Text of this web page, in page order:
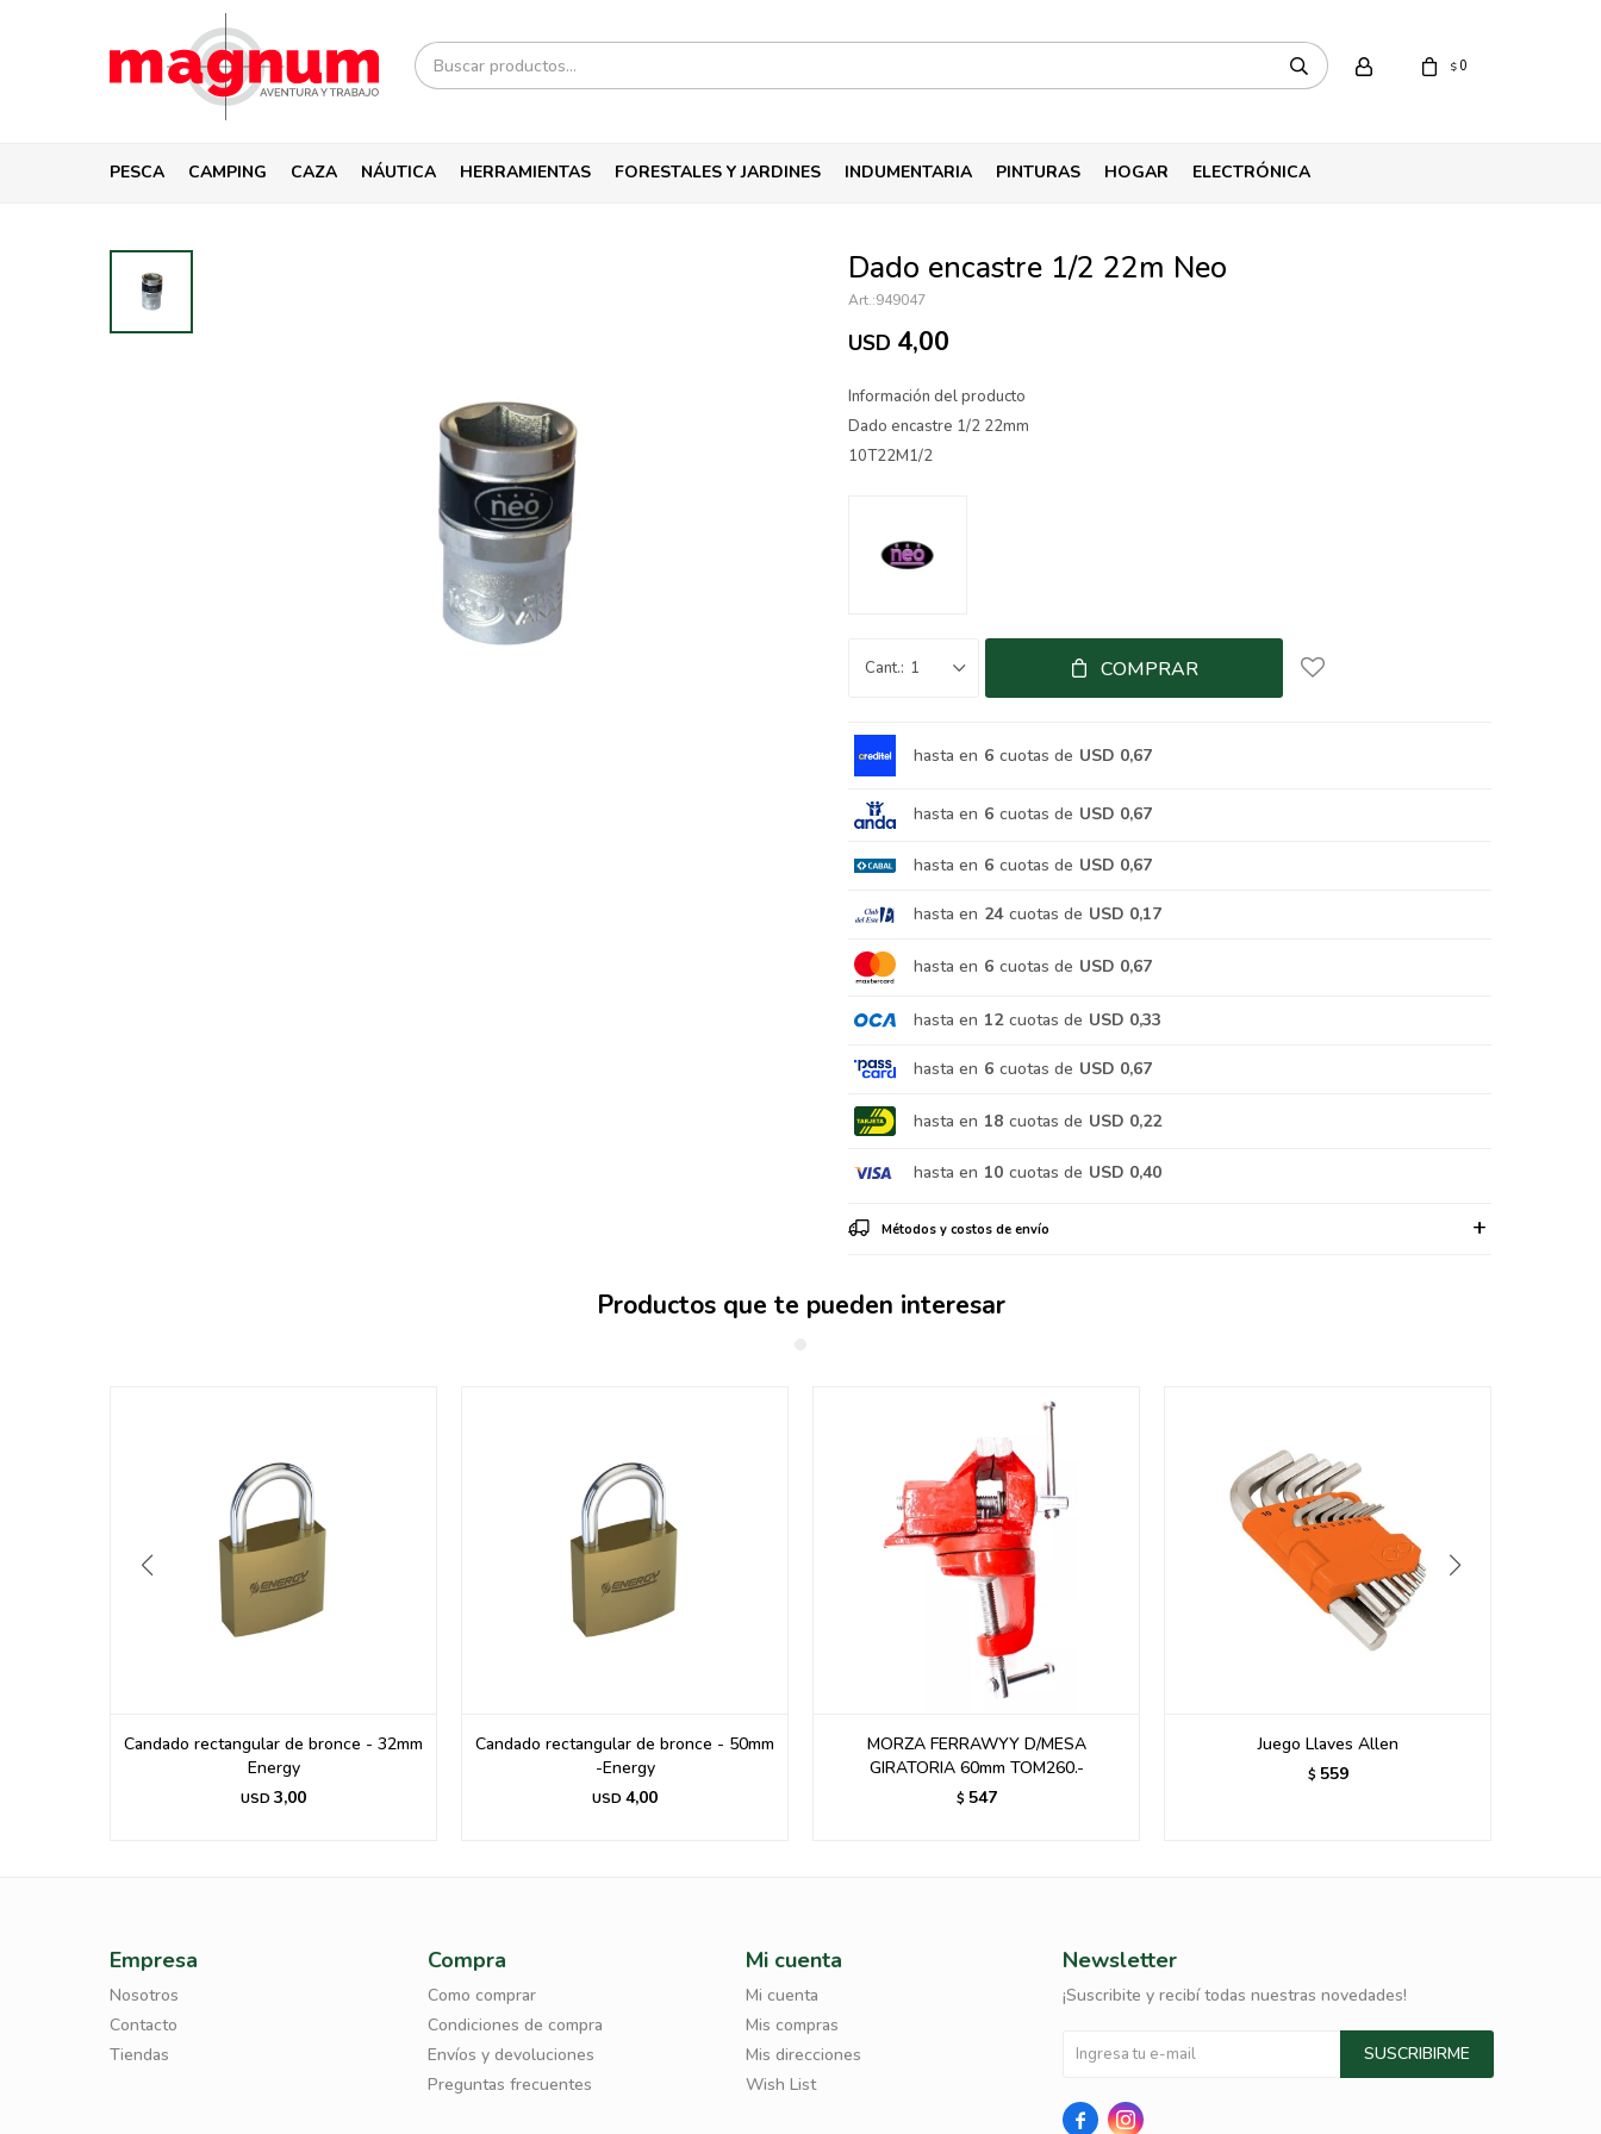
PESCA CAMPING CAZA NÁUTICA HERRAMIENTAS FORESTALES Y JARDINES INDUMENTARIA PINTURAS HOGAR ELECTRÓNICA
$ 0
Dado encastre 1/2 22m Neo
949047
USD 4,00
Información del producto
Dado encastre 1/2 22mm
10T22M1/2
1 COMPRAR
hasta en 6 cuotas de USD 0,67
hasta en 6 cuotas de USD 0,67
hasta en 6 cuotas de USD 0,67
hasta en 24 cuotas de USD 0,17
hasta en 6 cuotas de USD 0,67
hasta en 12 cuotas de USD 0,33
hasta en 6 cuotas de USD 0,67
hasta en 18 cuotas de USD 0,22
hasta en 10 cuotas de USD 0,40
Métodos y costos de envío
Productos que te pueden interesar
Candado rectangular de bronce - 32mm
Energy
USD 3,00
Candado rectangular de bronce - 50mm
-Energy
USD 4,00
MORZA FERRAWYY D/MESA
GIRATORIA 60mm TOM260.-
$ 547
Juego Llaves Allen
$ 559
Empresa
Nosotros
Contacto
Tiendas
Compra
Como comprar
Condiciones de compra
Envíos y devoluciones
Preguntas frecuentes
Mi cuenta
Mi cuenta
Mis compras
Mis direcciones
Wish List
Newsletter
¡Suscribite y recibí todas nuestras novedades!
SUSCRIBIRME
 